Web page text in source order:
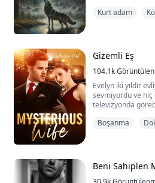
Alfa Cole
Kurt adam
Gizemli Eş
104.1k
Evelyn iki yıldır
sevmiyordu ve hiç
televizyonda
Boşandıktan
Evelyn, Dermot'a
Boşanma
Beni Sahiplen